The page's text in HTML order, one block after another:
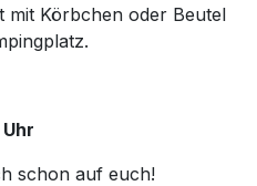
mit Körbchen oder Beutel
schon auf euch!